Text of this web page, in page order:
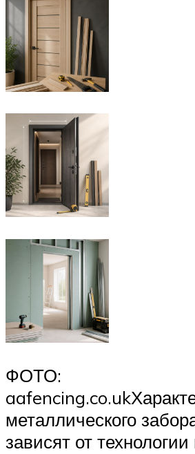
ФОТО:
металлического
зависят от технологии